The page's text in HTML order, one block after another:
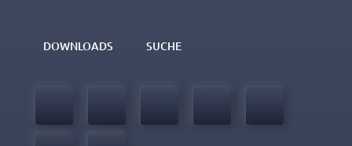
DOWNLOADS SUCHE